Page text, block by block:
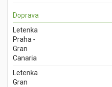
Doprava
Letenka
Praha -
Gran
Canaria
Letenka
Gran